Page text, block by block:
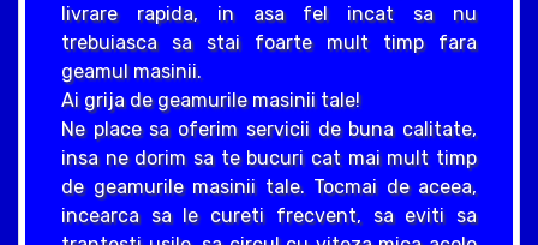
livrare rapida, in asa fel incat sa nu
trebuiasca sa stai foarte mult timp fara
geamul masinii.
Ai grija de geamurile masinii tale!
Ne place sa oferim servicii de buna calitate,
insa ne dorim sa te bucuri cat mai mult timp
de geamurile masinii tale. Tocmai de aceea,
incearca sa le cureti frecvent, sa eviti sa